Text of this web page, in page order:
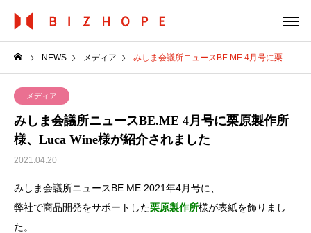
NEWS メディア みしま会議所ニュースBE.ME 4月号に栗原製作所様、Luca Wine様が紹介されました
メディア
みしま会議所ニュースBE.ME 4月号に栗原製作所
様、Luca Wine様が紹介されました
2021.04.20
みしま会議所ニュースBE.ME 2021年4月号に、
弊社で商品開発をサポートした栗原製作所様が表紙を飾りまし
た。